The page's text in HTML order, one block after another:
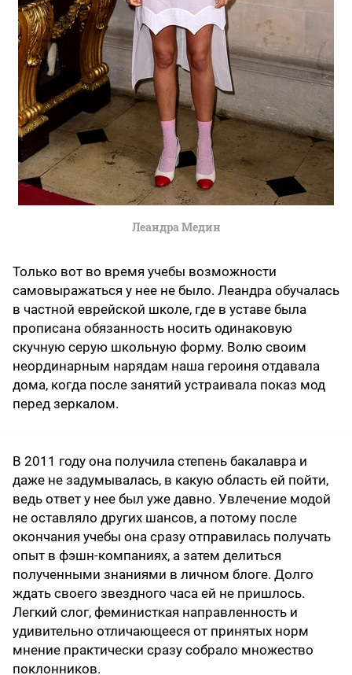
Леандра Медин
Только вот во время учебы возможности
самовыражаться у нее не было. Леандра обучалась
в частной еврейской школе, где в уставе была
прописана обязанность носить одинаковую
скучную серую школьную форму. Волю своим
неординарным нарядам наша героиня отдавала
дома, когда после занятий устраивала показ мод
перед зеркалом.
В 2011 году она получила степень бакалавра и
даже не задумывалась, в какую область ей пойти,
ведь ответ у нее был уже давно. Увлечение модой
не оставляло других шансов, а потому после
окончания учебы она сразу отправилась получать
опыт в фэшн-компаниях, а затем делиться
полученными знаниями в личном блоге. Долго
ждать своего звездного часа ей не пришлось.
Легкий слог, феминисткая направленность и
удивительно отличающееся от принятых норм
мнение практически сразу собрало множество
поклонников.